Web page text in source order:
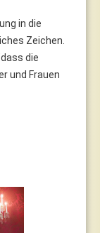
in die
Zeichen.
die
und Frauen